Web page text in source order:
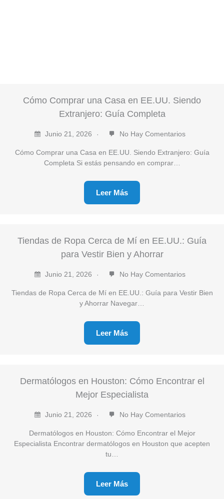
Cómo Comprar una Casa en EE.UU. Siendo
Extranjero: Guía Completa
Junio 21, 2026 No Hay Comentarios
Cómo Comprar una Casa en EE.UU. Siendo Extranjero: Guía
Completa Si estás pensando en comprar…
Leer Más
Tiendas de Ropa Cerca de Mí en EE.UU.: Guía
para Vestir Bien y Ahorrar
Junio 21, 2026 No Hay Comentarios
Tiendas de Ropa Cerca de Mí en EE.UU.: Guía para Vestir Bien
y Ahorrar Navegar…
Leer Más
Dermatólogos en Houston: Cómo Encontrar el
Mejor Especialista
Junio 21, 2026 No Hay Comentarios
Dermatólogos en Houston: Cómo Encontrar el Mejor
Especialista Encontrar dermatólogos en Houston que acepten
tu…
Leer Más